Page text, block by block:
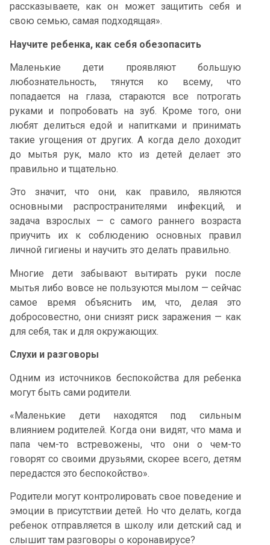
рассказываете, как он может защитить себя и
свою семью, самая подходящая».
Научите ребенка, как себя обезопасить
Маленькие дети проявляют большую
любознательность, тянутся ко всему, что
попадается на глаза, стараются все потрогать
руками и попробовать на зуб. Кроме того, они
любят делиться едой и напитками и принимать
такие угощения от других. А когда дело доходит
до мытья рук, мало кто из детей делает это
правильно и тщательно.
Это значит, что они, как правило, являются
основными распространителями инфекций, и
задача взрослых — с самого раннего возраста
приучить их к соблюдению основных правил
личной гигиены и научить это делать правильно.
Многие дети забывают вытирать руки после
мытья либо вовсе не пользуются мылом — сейчас
самое время объяснить им, что, делая это
добросовестно, они снизят риск заражения — как
для себя, так и для окружающих.
Слухи и разговоры
Одним из источников беспокойства для ребенка
могут быть сами родители.
«Маленькие дети находятся под сильным
влиянием родителей. Когда они видят, что мама и
папа чем-то встревожены, что они о чем-то
говорят со своими друзьями, скорее всего, детям
передастся это беспокойство».
Родители могут контролировать свое поведение и
эмоции в присутствии детей. Но что делать, когда
ребенок отправляется в школу или детский сад и
слышит там разговоры о коронавирусе?